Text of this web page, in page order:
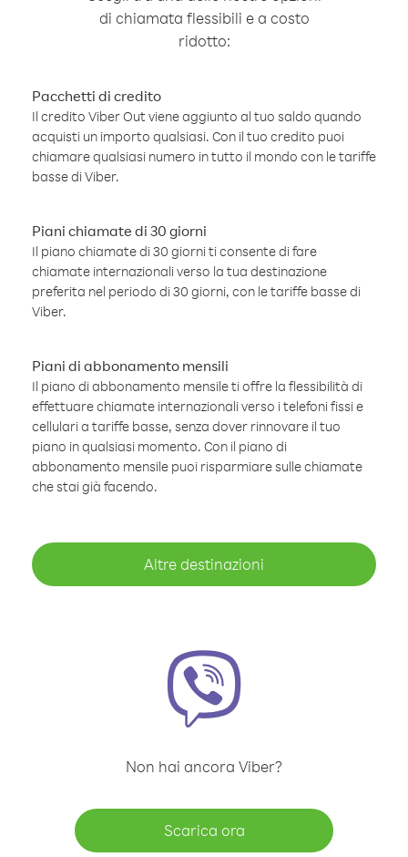
di chiamata flessibili e a costo
ridotto:
Pacchetti di credito
Il credito Viber Out viene aggiunto al tuo saldo quando
acquisti un importo qualsiasi. Con il tuo credito puoi
chiamare qualsiasi numero in tutto il mondo con le tariffe
basse di Viber.
Piani chiamate di 30 giorni
Il piano chiamate di 30 giorni ti consente di fare
chiamate internazionali verso la tua destinazione
preferita nel periodo di 30 giorni, con le tariffe basse di
Viber.
Piani di abbonamento mensili
Il piano di abbonamento mensile ti offre la flessibilità di
effettuare chiamate internazionali verso i telefoni fissi e
cellulari a tariffe basse, senza dover rinnovare il tuo
piano in qualsiasi momento. Con il piano di
abbonamento mensile puoi risparmiare sulle chiamate
che stai già facendo.
Altre destinazioni
Non hai ancora Viber?
Scarica ora